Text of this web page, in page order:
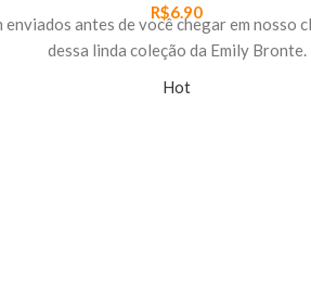
R$6.90
antes de você chegar em nosso
dessa linda coleção da Emily Bronte.
Hot